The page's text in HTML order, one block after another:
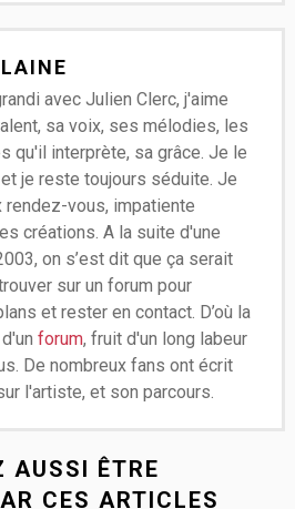
avec Julien Clerc, j'aime
sa voix, ses mélodies, les
qu'il interprète, sa grâce. Je le
je reste toujours séduite. Je
vous, impatiente
créations. A la suite d'une
on s’est dit que ça serait
sur un forum pour
et rester en contact. D’où la
forum, fruit d'un long labeur
De nombreux fans ont écrit
l'artiste, et son parcours.
AUSSI ÊTRE
CES ARTICLES